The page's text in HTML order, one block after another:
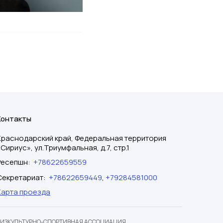
край, Федеральная территория
ул.Триумфальная, д.7, стр.1
: +78622659559
: +78622659449, +79284581000
проезда